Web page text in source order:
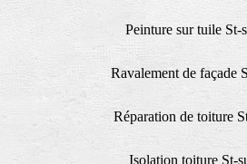
Peinture sur tuile St-
Ravalement de façade
Réparation de toiture
Isolation toiture St-